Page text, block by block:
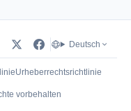
Deutsch
Urheberrechtsrichtlinie
in neuem Tab)
vorbehalten